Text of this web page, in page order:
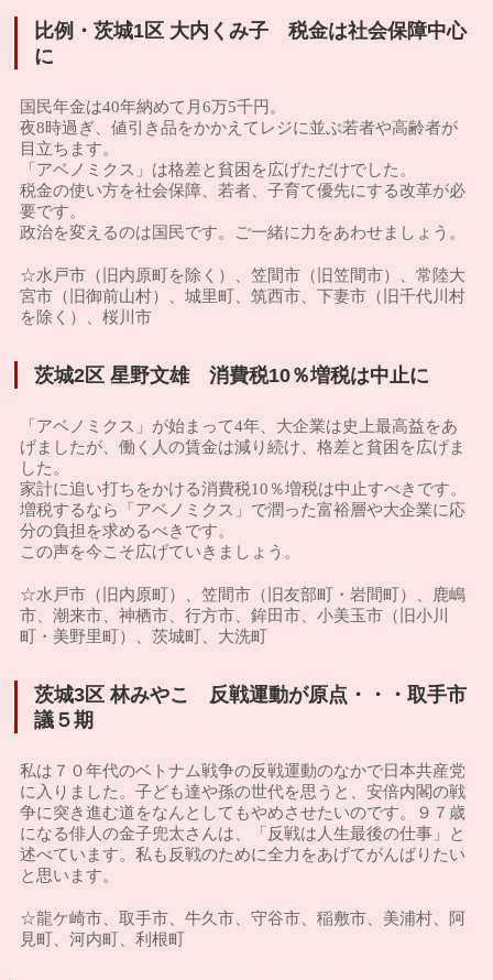
比例・茨城1区 大内くみ子 税金は社会保障中心
に
国民年金は40年納めて月6万5千円。
夜8時過ぎ、値引き品をかかえてレジに並ぶ若者や高齢者が
目立ちます。
「アベノミクス」は格差と貧困を広げただけでした。
税金の使い方を社会保障、若者、子育て優先にする改革が必
要です。
政治を変えるのは国民です。ご一緒に力をあわせましょう。
☆水戸市（旧内原町を除く）、笠間市（旧笠間市）、常陸大
宮市（旧御前山村）、城里町、筑西市、下妻市（旧千代川村
を除く）、桜川市
茨城2区 星野文雄 消費税10％増税は中止に
「アベノミクス」が始まって4年、大企業は史上最高益をあ
げましたが、働く人の賃金は減り続け、格差と貧困を広げま
した。
家計に追い打ちをかける消費税10％増税は中止すべきです。
増税するなら「アベノミクス」で潤った富裕層や大企業に応
分の負担を求めるべきです。
この声を今こそ広げていきましょう。
☆水戸市（旧内原町）、笠間市（旧友部町・岩間町）、鹿嶋
市、潮来市、神栖市、行方市、鉾田市、小美玉市（旧小川
町・美野里町）、茨城町、大洗町
茨城3区 林みやこ 反戦運動が原点・・・取手市
議５期
私は７０年代のベトナム戦争の反戦運動のなかで日本共産党
に入りました。子ども達や孫の世代を思うと、安倍内閣の戦
争に突き進む道をなんとしてもやめさせたいのです。９７歳
になる俳人の金子兜太さんは、「反戦は人生最後の仕事」と
述べています。私も反戦のために全力をあげてがんばりたい
と思います。
☆龍ケ崎市、取手市、牛久市、守谷市、稲敷市、美浦村、阿
見町、河内町、利根町